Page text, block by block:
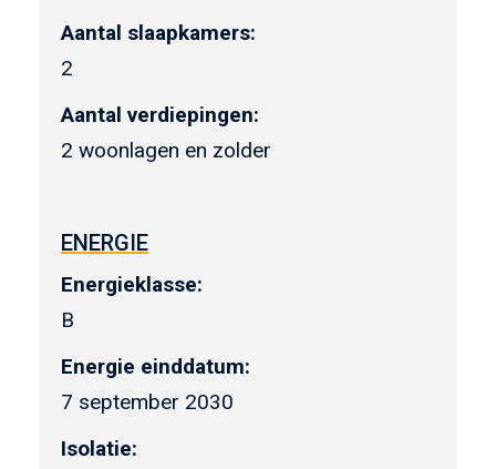
Aantal slaapkamers:
2
Aantal verdiepingen:
2 woonlagen en zolder
ENERGIE
Energieklasse:
B
Energie einddatum:
7 september 2030
Isolatie: